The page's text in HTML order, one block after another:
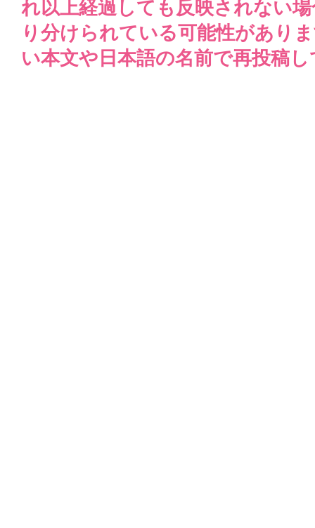
れ以上経過しても反映されない
り分けられている可能性があり
い本文や日本語の名前で再投稿